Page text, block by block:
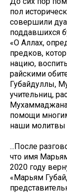
пол
совершили
поддавшихся
«О Аллах,
предков,
нацию,
райскими
Губайдуллы,
учительниц,
Мухаммаджана
помощи
наши молитвы
...После
что имя
2020 году
«Марьям